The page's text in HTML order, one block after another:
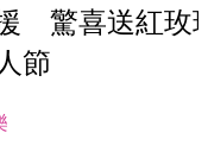
援 驚喜送紅玫
節